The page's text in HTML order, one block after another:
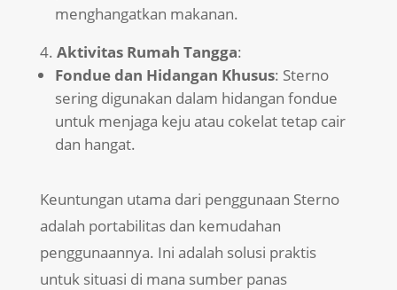
menghangatkan makanan.
Aktivitas Rumah Tangga:
Fondue dan Hidangan Khusus: Sterno
sering digunakan dalam hidangan fondue
untuk menjaga keju atau cokelat tetap cair
dan hangat.
Keuntungan utama dari penggunaan Sterno
adalah portabilitas dan kemudahan
penggunaannya. Ini adalah solusi praktis
untuk situasi di mana sumber panas